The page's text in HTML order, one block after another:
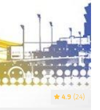
4.9 (24)